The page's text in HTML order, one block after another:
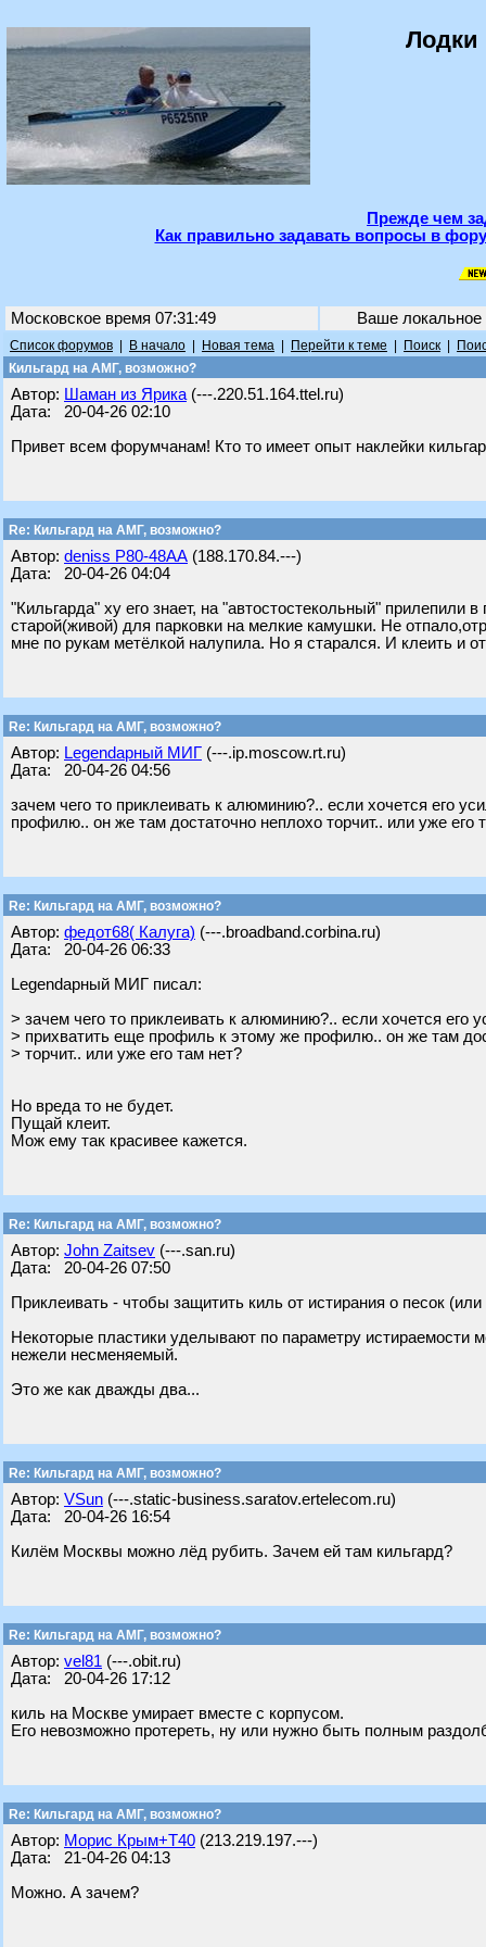
Лодки
Прежде чем
Как правильно задавать вопросы в
Московское время 07:31:49 Ваше
Список форумов В начало Новая тема Перейти к теме Поиск
Кильгард на АМГ, возможно?
Автор: Шаман из Ярика (---.220.51.164.ttel.ru)
Дата: 20-04-26 02:10
Привет всем форумчанам! Кто то имеет опыт наклейки
Re: Кильгард на АМГ, возможно?
Автор: deniss Р80-48АА (188.170.84.---)
Дата: 20-04-26 04:04
"Кильгарда" ху его знает, на "автостостекольный"
старой(живой) для парковки на мелкие камушки. Не
мне по рукам метёлкой налупила. Но я старался. И клеить и
Re: Кильгард на АМГ, возможно?
Автор: Legendарный МИГ (---.ip.moscow.rt.ru)
Дата: 20-04-26 04:56
зачем чего то приклеивать к алюминию?.. если хочется его
профилю.. он же там достаточно неплохо торчит.. или уже его
Re: Кильгард на АМГ, возможно?
Автор: федот68( Калуга) (---.broadband.corbina.ru)
Дата: 20-04-26 06:33
Legendарный МИГ писал:
> зачем чего то приклеивать к алюминию?.. если хочется его
> прихватить еще профиль к этому же профилю.. он же там
> торчит.. или уже его там нет?
Но вреда то не будет.
Пущай клеит.
Мож ему так красивее кажется.
Re: Кильгард на АМГ, возможно?
Автор: John Zaitsev (---.san.ru)
Дата: 20-04-26 07:50
Приклеивать - чтобы защитить киль от истирания о песок
Некоторые пластики уделывают по параметру
нежели несменяемый.
Это же как дважды два...
Re: Кильгард на АМГ, возможно?
Автор: VSun (---.static-business.saratov.ertelecom.ru)
Дата: 20-04-26 16:54
Килём Москвы можно лёд рубить. Зачем ей там кильгард?
Re: Кильгард на АМГ, возможно?
Автор: vel81 (---.obit.ru)
Дата: 20-04-26 17:12
киль на Москве умирает вместе с корпусом.
Его невозможно протереть, ну или нужно быть полным
Re: Кильгард на АМГ, возможно?
Автор: Морис Крым+Т40 (213.219.197.---)
Дата: 21-04-26 04:13
Можно. А зачем?